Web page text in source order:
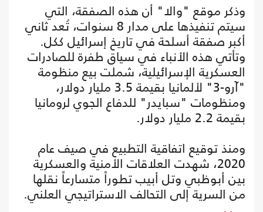
وذكر موقع "والا" أن هذه الصفقة، التي
سيتم تنفيذها على مدار 8 سنوات، تُعد ثاني
أكبر صفقة أسلحة في تاريخ إسرائيل ككل.
وتأتي هذه الأنباء في سياق طفرة للصادرات
العسكرية الإسرائيلية، شملت بيع منظومة
"آرو-3" لألمانيا بقيمة 3.5 مليار دولار،
ومنظومات "سبايدر" للدفاع الجوي لرومانيا
بقيمة 2.2 مليار دولار.
ومنذ توقيع اتفاقية التطبيع في صيف عام
2020، شهدت العلاقات الأمنية والعسكرية
بين أبوظبي وتل أبيب تطوراً متسارعاً نقلها
من السرية إلى التحالف الاستراتيجي العلني.